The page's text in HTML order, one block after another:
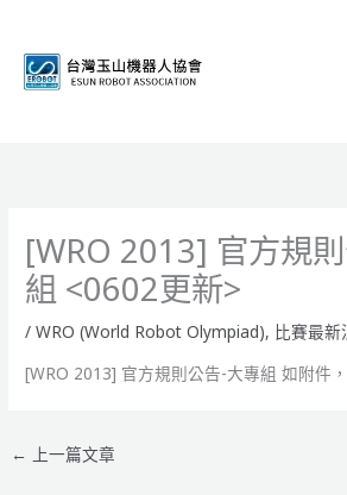
[WRO 2013] 官方規
組 <0602更新>
/WRO (World Robot Olympiad), 比賽最新
[WRO 2013] 官方規則公告-大專組 如附件
← 上一篇文章